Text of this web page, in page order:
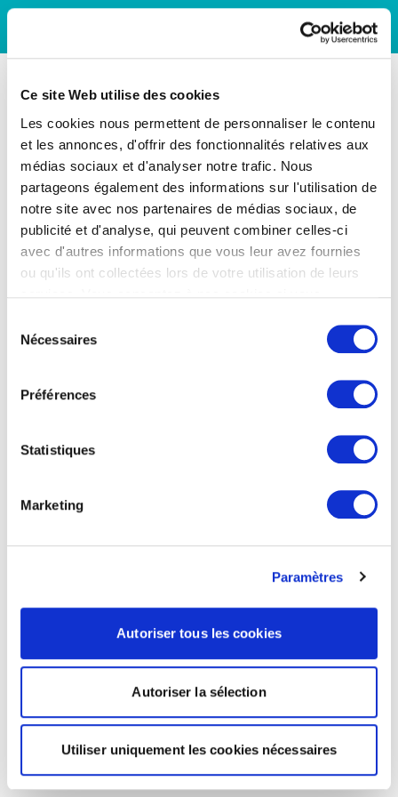
Ce site Web utilise des cookies
Les cookies nous permettent de personnaliser le contenu
et les annonces, d'offrir des fonctionnalités relatives aux
médias sociaux et d'analyser notre trafic. Nous
partageons également des informations sur l'utilisation de
notre site avec nos partenaires de médias sociaux, de
publicité et d'analyse, qui peuvent combiner celles-ci
avec d'autres informations que vous leur avez fournies
ou qu'ils ont collectées lors de votre utilisation de leurs
Nécessaires
Préférences
Statistiques
Marketing
Paramètres
Autoriser tous les cookies
Autoriser la sélection
Utiliser uniquement les cookies nécessaires